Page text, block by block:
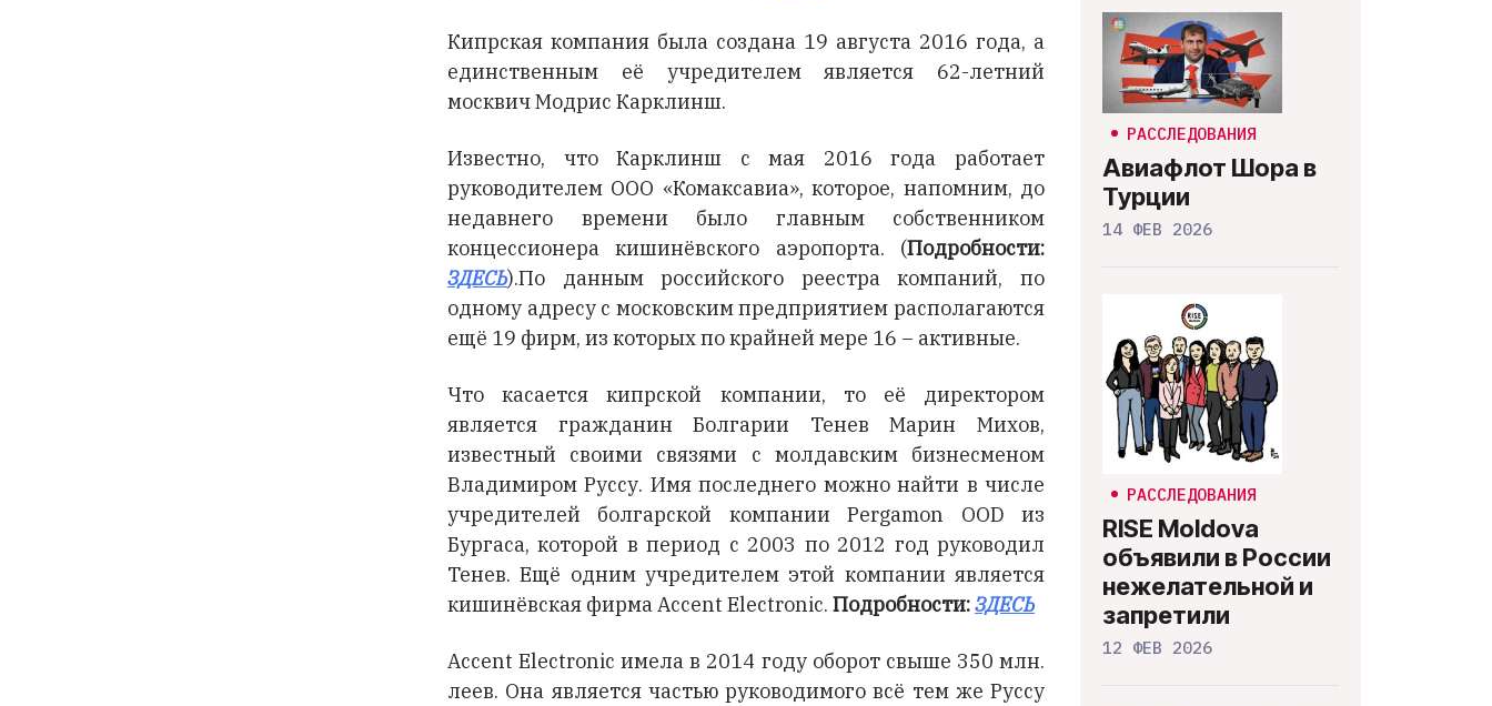
Кипрская компания была создана 19 августа 2016 года, а
единственным её учредителем является 62-летний
москвич Модрис Карклинш.
Известно, что Карклинш с мая 2016 года работает
руководителем OOO «Комаксавиа», которое, напомним, до
недавнего времени было главным собственником
концессионера кишинёвского аэропорта. (Подробности:
ЗДЕСЬ).По данным российского реестра компаний, по
одному адресу с московским предприятием располагаются
ещё 19 фирм, из которых по крайней мере 16 – активные.
Что касается кипрской компании, то её директором
является гражданин Болгарии Тенев Марин Михов,
известный своими связями с молдавским бизнесменом
Владимиром Руссу. Имя последнего можно найти в числе
учредителей болгарской компании Pergamon OOD из
Бургаса, которой в период с 2003 по 2012 год руководил
Тенев. Ещё одним учредителем этой компании является
кишинёвская фирма Accent Electronic. Подробности:ЗДЕСЬ
Accent Electronic имела в 2014 году оборот свыше 350 млн.
леев. Она является частью руководимого всё тем же Руссу
РАССЛЕДОВАНИЯ
Авиафлот Шора в
Турции
14 ФЕВ 2026
РАССЛЕДОВАНИЯ
RISE Moldova
объявили в России
нежелательной и
запретили
12 ФЕВ 2026